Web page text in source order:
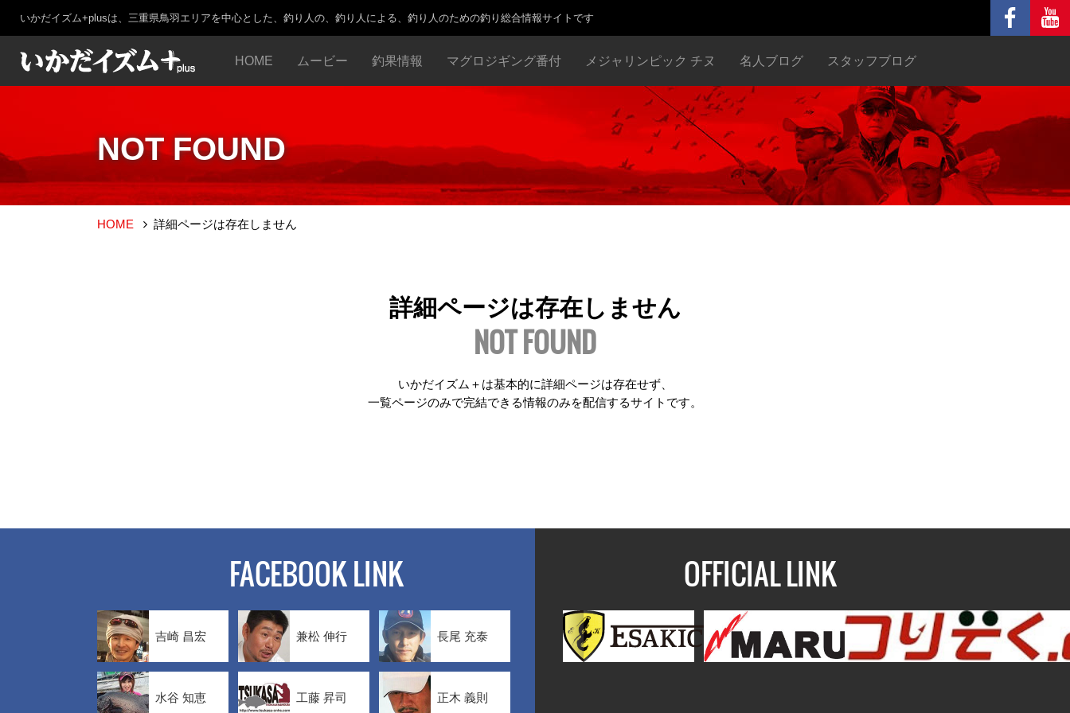
いかだイズム+plusは、三重県鳥羽エリアを中心とした、釣り人の、釣り人による、釣り人のための釣り総合情報サイトです
HOME ムービー 釣果情報 マグロジギング番付 メジャリンピック チヌ 名人ブログ スタッフブログ
NOT FOUND
HOME 詳細ページは存在しません
詳細ページは存在しません
NOT FOUND
いかだイズム＋は基本的に詳細ページは存在せず、
一覧ページのみで完結できる情報のみを配信するサイトです。
FACEBOOK LINK
吉崎 昌宏 兼松 伸行 長尾 充泰
水谷 知恵 工藤 昇司 正木 義則
OFFICIAL LINK